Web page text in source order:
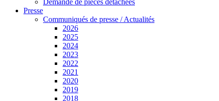
Presse
Communiqués de presse / Actualités
2026
2025
2024
2023
2022
2021
2020
2019
2018